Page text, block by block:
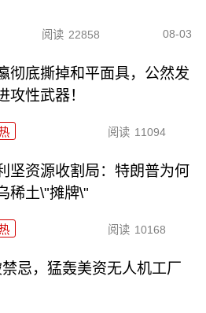
阅读 22858 08-03
彻底撕掉和平面具，公然发
攻性武器！
阅读 11094
坚资源收割局：特朗普为何
稀土\"摊牌\"
阅读 10168
忌，猛轰美资无人机工厂